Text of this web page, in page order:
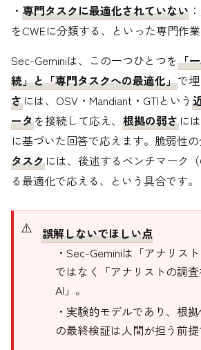
・ 専門タスクに最適化されていない
をCWEに分類する、といった専門作
Sec-Geminiは、この一つひとつを「
続」と「専門タスクへの最適化」で埋
さには、OSV・Mandiant・GTIという
ータを接続して応え、 根拠の弱さに
に基づいた回答で応えます。脆弱性
タスクには、後述するベンチマーク
る最適化で応える、という具合です。
誤解しないでほしい点
・Sec-Geminiは「アナリス
ではなく「アナリストの調
AI」。
・実験的モデルであり、根
の最終検証は人間が担う前提